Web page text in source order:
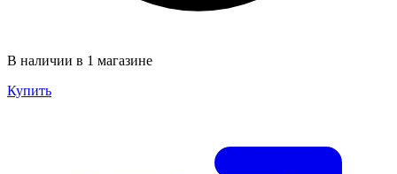
В наличии в 1 магазине
Купить